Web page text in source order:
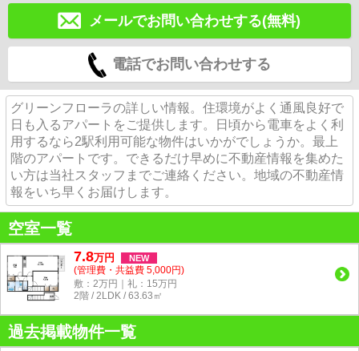
メールでお問い合わせする(無料)
電話でお問い合わせする
グリーンフローラの詳しい情報。住環境がよく通風良好で
日も入るアパートをご提供します。日頃から電車をよく利
用するなら2駅利用可能な物件はいかがでしょうか。最上
階のアパートです。できるだけ早めに不動産情報を集めた
い方は当社スタッフまでご連絡ください。地域の不動産情
報をいち早くお届けします。
空室一覧
7.8万円 NEW
(管理費・共益費 5,000円)
敷：2万円｜礼：15万円
2階 / 2LDK / 63.63㎡
過去掲載物件一覧